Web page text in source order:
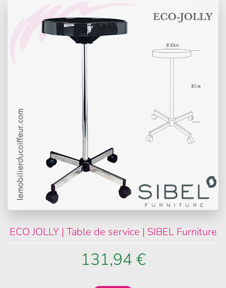
ECO JOLLY | Table de service | SIBEL Furniture
131,94 €